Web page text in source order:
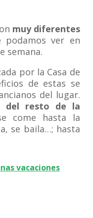
muy diferentes
podamos ver en
semana.
por la Casa de
de estas se
del lugar.
del resto de la
come hasta la
se baila…; hasta
vacaciones